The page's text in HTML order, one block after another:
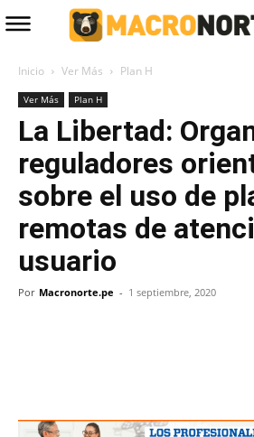
Inicio Ver Más Plan H
Ver Más Plan H
La Libertad:
reguladores
sobre el uso de
remotas de
usuario
Por Macronorte.pe - 1 septiembre, 2020